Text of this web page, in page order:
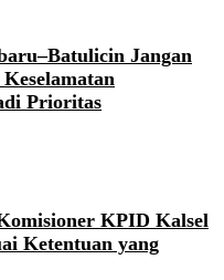
Jangan
Prioritas
KPID Kalsel
Ketentuan yang